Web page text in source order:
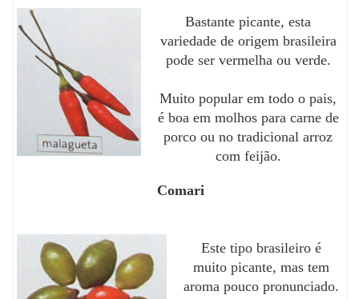
Bastante picante, esta
variedade de origem brasileira
pode ser vermelha ou verde.
Muito popular em todo o pais,
é boa em molhos para carne de
porco ou no tradicional arroz
com feijão.
Comari
Este tipo brasileiro é
muito picante, mas tem
aroma pouco pronunciado.